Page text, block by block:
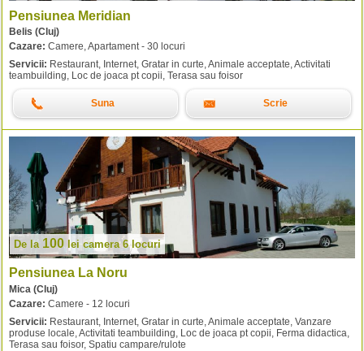
Pensiunea Meridian
Belis (Cluj)
Cazare: Camere, Apartament - 30 locuri
Servicii: Restaurant, Internet, Gratar in curte, Animale acceptate, Activitati
teambuilding, Loc de joaca pt copii, Terasa sau foisor
Suna Scrie
De la 100 lei camera 6 locuri
Pensiunea La Noru
Mica (Cluj)
Cazare: Camere - 12 locuri
Servicii: Restaurant, Internet, Gratar in curte, Animale acceptate, Vanzare
produse locale, Activitati teambuilding, Loc de joaca pt copii, Ferma didactica,
Terasa sau foisor, Spatiu campare/rulote